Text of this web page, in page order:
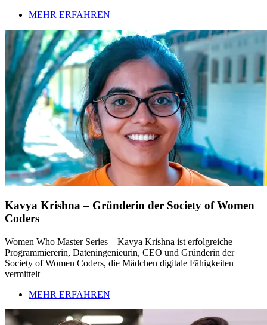
MEHR ERFAHREN
Kavya Krishna – Gründerin der Society of Women
Coders
Women Who Master Series – Kavya Krishna ist erfolgreiche
Programmiererin, Dateningenieurin, CEO und Gründerin der
Society of Women Coders, die Mädchen digitale Fähigkeiten
vermittelt
MEHR ERFAHREN